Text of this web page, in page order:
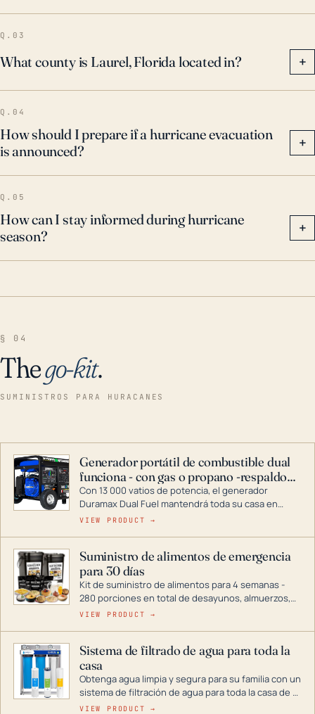
potencial de los huracanes. Como tal, la preparación
y la planificación son claves para minimizar tanto los
peligros personales como los daños a las
propiedades.
Q.03
What county is Laurel, Florida located in? +
Q.04
How should I prepare if a hurricane evacuation
is announced?
+
Q.05
How can I stay informed during hurricane
season?
+
§ 04
Thego-kit.
SUMINISTROS PARA HURACANES
Generador portátil de combustible dual
funciona - con gas o propano -respaldo
para el hogar
Con 13 000 vatios de potencia, el generador
Duramax Dual Fuel mantendrá toda su casa en
funcionamiento durante una tormenta o un corte
combustible dual, con una gama completa que
abarca desde inversores digitales hasta
generadores que pueden alimentar toda su casa.
VIEW PRODUCT →
Suministro de alimentos de emergencia
para 30 días
Kit de suministro de alimentos para 4 semanas -
280 porciones en total de desayunos, almuerzos,
cenas y postres. Se puede almacenar durante
VIEW PRODUCT →
Sistema de filtrado de agua para toda la
casa
Obtenga agua limpia y segura para su familia con un
sistema de filtración de agua para toda la casa de 3
etapas. La tecnología avanzada de este filtro
VIEW PRODUCT →